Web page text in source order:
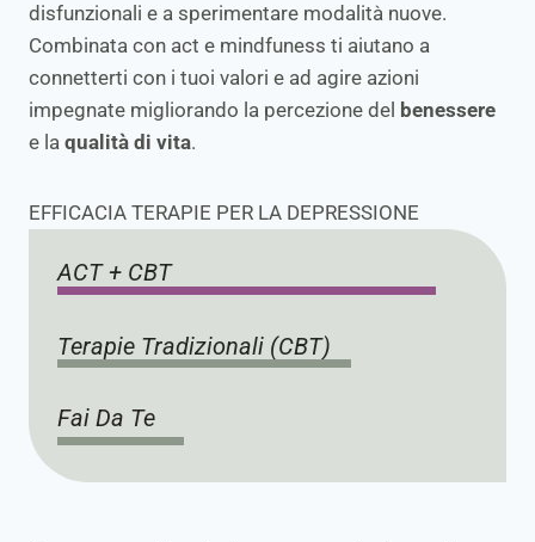
disfunzionali e a sperimentare modalità nuove.
Combinata con act e mindfuness ti aiutano a
connetterti con i tuoi valori e ad agire azioni
impegnate migliorando la percezione del benessere
e la qualità di vita.
EFFICACIA TERAPIE PER LA DEPRESSIONE
ACT + CBT
Terapie Tradizionali (CBT)
Fai Da Te